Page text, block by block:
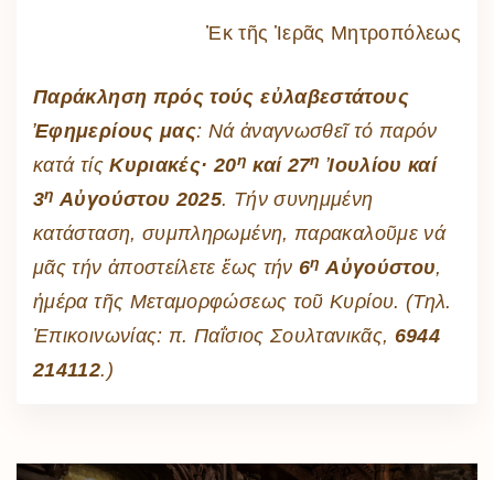
Ἐκ τῆς Ἱερᾶς Μητροπόλεως
Παράκληση πρός τούς εὐλαβεστάτους
Ἐφημερίους μας: Νά ἀναγνωσθεῖ τό παρόν
κατά τίςΚυριακές· 20η καί 27η Ἰουλίου καί
3η Αὐγούστου 2025. Τήν συνημμένη
κατάσταση, συμπληρωμένη, παρακαλοῦμε νά
μᾶς τήν ἀποστείλετε ἕως τήν6η Αὐγούστου,
ἡμέρα τῆς Μεταμορφώσεως τοῦ Κυρίου. (Τηλ.
Ἐπικοινωνίας: π. Παΐσιος Σουλτανικᾶς, 6944
214112.)